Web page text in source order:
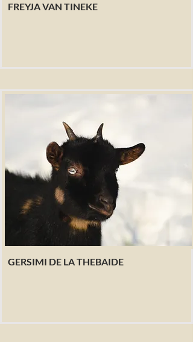
FREYJA VAN TINEKE
GERSIMI DE LA THEBAIDE